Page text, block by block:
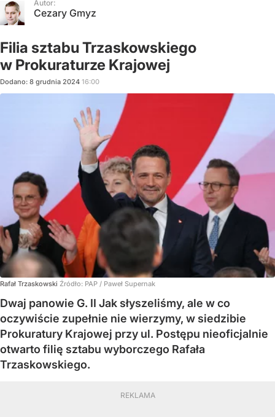
Autor:
Cezary Gmyz
Filia sztabu Trzaskowskiego
w Prokuraturze Krajowej
Dodano: 8 grudnia 2024 16:00
Rafał Trzaskowski Źródło: PAP / Paweł Supernak
Dwaj panowie G. II Jak słyszeliśmy, ale w co
oczywiście zupełnie nie wierzymy, w siedzibie
Prokuratury Krajowej przy ul. Postępu nieoficjalnie
otwarto filię sztabu wyborczego Rafała
Trzaskowskiego.